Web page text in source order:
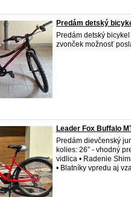
Predám detský
Predám detský
zvonček možnosť
Leader Fox Buffalo
Predám dievčenský
kolies: 26” - vhodný
vidlica • Radenie
• Blatníky vpredu aj